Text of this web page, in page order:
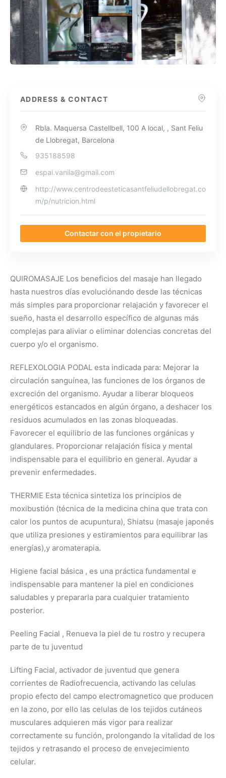
ADDRESS & CONTACT
Rbla. Maquersa Castellbell, 100 A local, , Sant Feliu
de Llobregat, Barcelona
935188598
espai.vanila@gmail.com
http://www.centrodeesteticasantfeliudellobregat.co
m/p/nutricion.html
Contactar con el propietario
QUIROMASAJE Los beneficios del masaje han llegado
hasta nuestros días evoluciónando desde las técnicas
más simples para proporcionar relajación y favorecer el
sueño, hasta el desarrollo específico de algunas más
complejas para aliviar o eliminar dolencias concretas del
cuerpo y/o el organismo.
REFLEXOLOGIA PODAL esta indicada para: Mejorar la
circulación sanguínea, las funciones de los órganos de
excreción del organismo. Ayudar a liberar bloqueos
energéticos estancados en algún órgano, a deshacer los
residuos acumulados en las zonas bloqueadas.
Favorecer el equilibrio de las funciones orgánicas y
glandulares. Proporcionar relajación física y mental
indispensable para el equilibrio en general. Ayudar a
prevenir enfermedades.
THERMIE Esta técnica sintetiza los principios de
moxibustión (técnica de la medicina china que trata con
calor los puntos de acupuntura), Shiatsu (masaje japonés
que utiliza presiones y estiramientos para equilibrar las
energías),y aromaterapia.
Higiene facial básica , es una práctica fundamental e
indispensable para mantener la piel en condiciones
saludables y prepararla para cualquier tratamiento
posterior.
Peeling Facial , Renueva la piel de tu rostro y recupera
parte de tu juventud
Lifting Facial, activador de juventud que genera
corrientes de Radiofrecuencia, activando las celulas
propio efecto del campo electromagnetico que producen
en la zono, por ello las celulas de los tejidos cutáneos
musculares adquieren más vigor para realizar
correctamente su función, prolongando la vitalidad de los
tejidos y retrasando el proceso de envejecimiento
celular.